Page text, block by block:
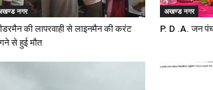
नगर
की लापरवाही से लाइनमैन की करंट
से हुई मौत
अखण्ड नगर
P. D .A. जन